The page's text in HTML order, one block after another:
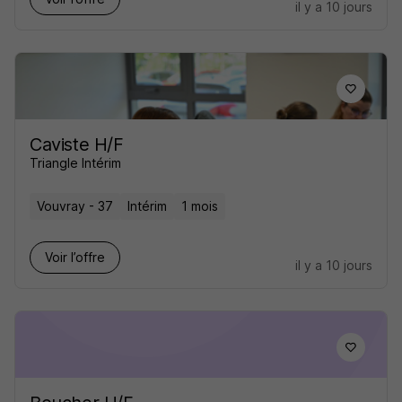
il y a 10 jours
Caviste H/F
Triangle Intérim
Vouvray - 37 Intérim 1 mois
Voir l’offre
il y a 10 jours